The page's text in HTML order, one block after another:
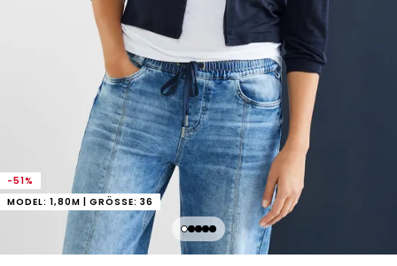
-51%
MODEL: 1,80M | GRÖSSE: 36